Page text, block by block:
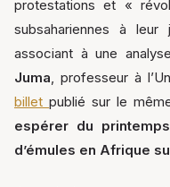
protestations et «
subsahariennes à
associant à une
Juma, professeur à
billetpublié sur le
espérer du
d’émules en Afrique